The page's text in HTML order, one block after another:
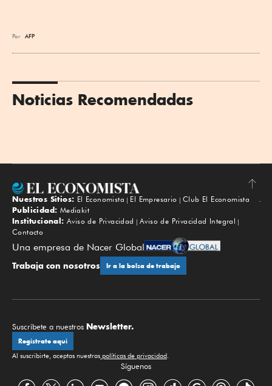
Por AFP
Noticias Recomendadas
Subir
Nuestros Sitios: El Economista El Empresario
Club El Economista
Publicidad: Mediakit
Institucional: Aviso de Privacidad
Aviso de Privacidad Integral
Contacto
Una empresa de Nacer Global
Trabaja con nosotros Ir a la bolsa de trabajo
Suscríbete a nuestros Newsletter.
Regístrate aquí
Al suscribirte, aceptas nuestras políticas de privacidad.
Síguenos